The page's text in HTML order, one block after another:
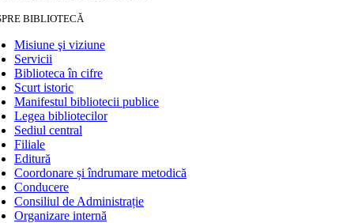
BIBLIOTECĂ
Misiune şi viziune
Servicii
Biblioteca în cifre
Scurt istoric
Manifestul bibliotecii publice
Legea bibliotecilor
Sediul central
Filiale
Editură
Coordonare și îndrumare metodică
Conducere
Consiliul de Administrație
Organizare internă